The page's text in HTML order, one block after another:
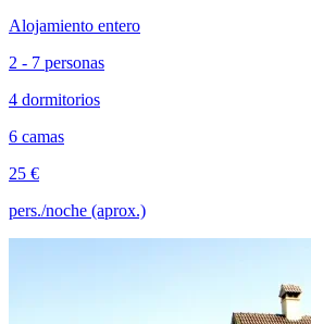
Alojamiento entero
2 - 7 personas
4 dormitorios
6 camas
25 €
pers./noche (aprox.)